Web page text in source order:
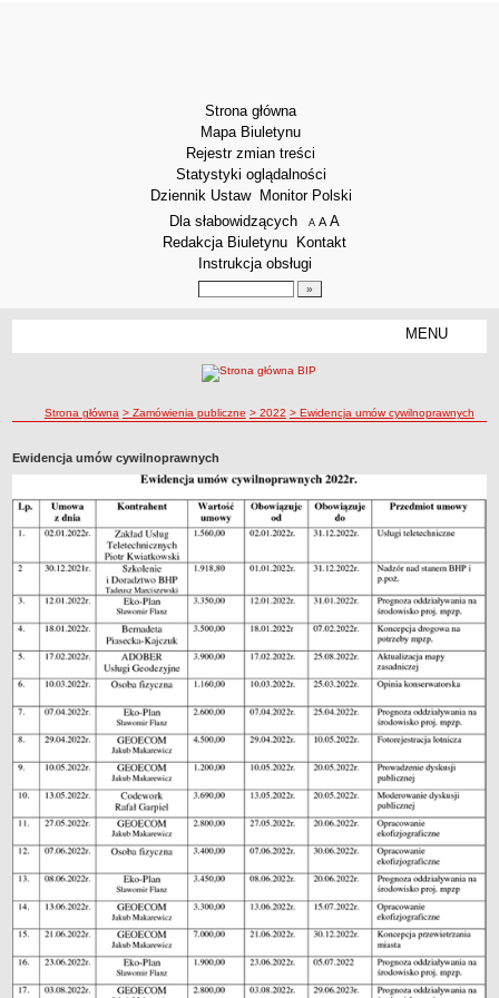
Strona główna
Mapa Biuletynu
Rejestr zmian treści
Statystyki oglądalności
Dziennik Ustaw
Monitor Polski
Menu dodatkowe
Dla słabowidzących A pomniejsz czcionkę
A standardowy rozmiar czcionki
A
Redakcja Biuletynu
Kontakt
Instrukcja obsługi
MENU
STRUKTURA ORGANIZACYJNA
Dyrektor
Sekretariat
Obsługa administracyjna
STATUT PRACOWNI
MIEJSKA KOMISJA URBANISTYCZNO - ARCHITEKTONICZNA
ZAGOSPODAROWANIE PRZESTRZENNE
Kompetencje i definicje
Ustawa o planowaniu i zagospodarowaniu przestrzennym
Studium uwarunkowań i kierunków zagospodarowania
przestrzennego miasta Torunia
Plany obowiązujące
Plany w trakcie opracowania
PLAN OGÓLNY MIASTA TORUNIA
Przystąpienie do sporządzenia projektu planu ogólnego oraz
zbieranie wniosków do projektu planu (I etap - zakończony)
Projekt planu ogólnego przekazany do opinii i uzgodnień (II etap -
zakończony)
Projekt planu ogólnego przekazany do konsultacji społecznych (III
etap - zakończony)
Projekt planu ogólnego do uchwalenia (IV etap - zakończony)
Plan ogólny miasta Torunia (Uchwała nr 449/26 Rady Miasta Torunia
z dnia 28.05.2026 r.)
ścieżka nawigacji
Strona główna > Zamówienia publiczne > 2022 > Ewidencja umów cywilnoprawnych
Ewidencja umów cywilnoprawnych